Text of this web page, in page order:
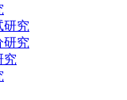
研究
研究
究